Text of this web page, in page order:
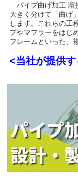
パイプ曲げ加工 溶
大きく分けて「曲げ
します。これらの工
プやマフラーをはじ
フレームといった、
<当社が提供